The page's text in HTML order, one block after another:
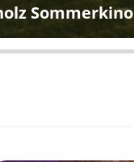
Sommerkino